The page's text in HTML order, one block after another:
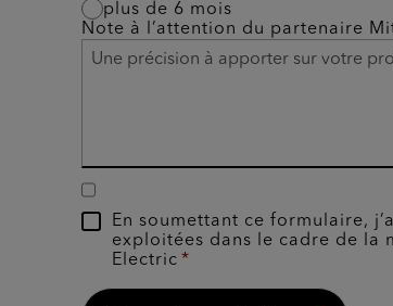
plus de 6 mois
Note à l’attention du partenaire
En soumettant ce formulaire,
exploitées dans le cadre de la
Electric